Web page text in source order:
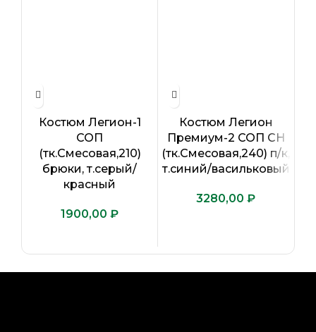
Костюм Легион-1
СОП
(тк.Смесовая,210)
брюки, т.серый/
красный
₽
Костюм Легион
Премиум-2 СОП CH
(тк.Смесовая,240) п/к,
т.синий/васильковый
₽